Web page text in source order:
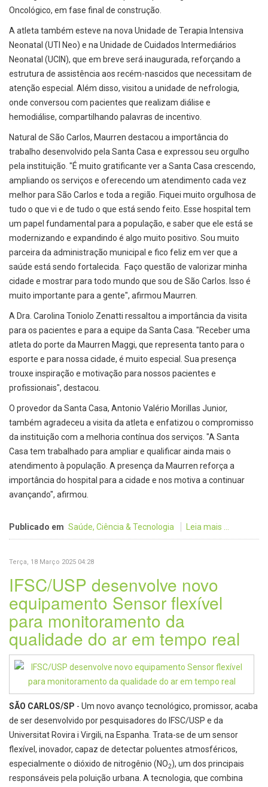
Oncológico, em fase final de construção.
A atleta também esteve na nova Unidade de Terapia Intensiva
Neonatal (UTI Neo) e na Unidade de Cuidados Intermediários
Neonatal (UCIN), que em breve será inaugurada, reforçando a
estrutura de assistência aos recém-nascidos que necessitam de
atenção especial. Além disso, visitou a unidade de nefrologia,
onde conversou com pacientes que realizam diálise e
hemodiálise, compartilhando palavras de incentivo.
Natural de São Carlos, Maurren destacou a importância do
trabalho desenvolvido pela Santa Casa e expressou seu orgulho
pela instituição. "É muito gratificante ver a Santa Casa crescendo,
ampliando os serviços e oferecendo um atendimento cada vez
melhor para São Carlos e toda a região. Fiquei muito orgulhosa de
tudo o que vi e de tudo o que está sendo feito. Esse hospital tem
um papel fundamental para a população, e saber que ele está se
modernizando e expandindo é algo muito positivo. Sou muito
parceira da administração municipal e fico feliz em ver que a
saúde está sendo fortalecida. Faço questão de valorizar minha
cidade e mostrar para todo mundo que sou de São Carlos. Isso é
muito importante para a gente", afirmou Maurren.
A Dra. Carolina Toniolo Zenatti ressaltou a importância da visita
para os pacientes e para a equipe da Santa Casa. "Receber uma
atleta do porte da Maurren Maggi, que representa tanto para o
esporte e para nossa cidade, é muito especial. Sua presença
trouxe inspiração e motivação para nossos pacientes e
profissionais", destacou.
O provedor da Santa Casa, Antonio Valério Morillas Junior,
também agradeceu a visita da atleta e enfatizou o compromisso
da instituição com a melhoria contínua dos serviços. "A Santa
Casa tem trabalhado para ampliar e qualificar ainda mais o
atendimento à população. A presença da Maurren reforça a
importância do hospital para a cidade e nos motiva a continuar
avançando", afirmou.
Publicado em Saúde, Ciência & Tecnologia Leia mais ...
Terça, 18 Março 2025 04:28
IFSC/USP desenvolve novo
equipamento Sensor flexível
para monitoramento da
qualidade do ar em tempo real
SÃO CARLOS/SP - Um novo avanço tecnológico, promissor, acaba
de ser desenvolvido por pesquisadores do IFSC/USP e da
Universitat Rovira i Virgili, na Espanha. Trata-se de um sensor
flexível, inovador, capaz de detectar poluentes atmosféricos,
especialmente o dióxido de nitrogênio (NO2), um dos principais
responsáveis pela poluição urbana. A tecnologia, que combina